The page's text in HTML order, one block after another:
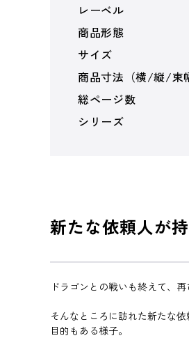
レーベル
商品形態
サイズ
商品寸法（横/縦/束
総ページ数
シリーズ
新たな依頼人が
ドラゴンとの戦いも終えて、
そんなところに訪れた新たな
目的もある様子。